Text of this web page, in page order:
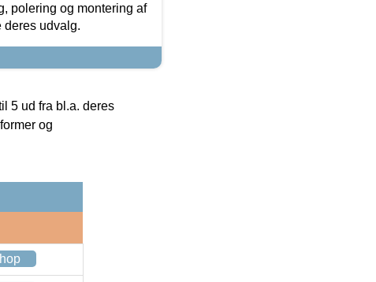
polering og montering af
deres udvalg.
5 ud fra bl.a. deres
og